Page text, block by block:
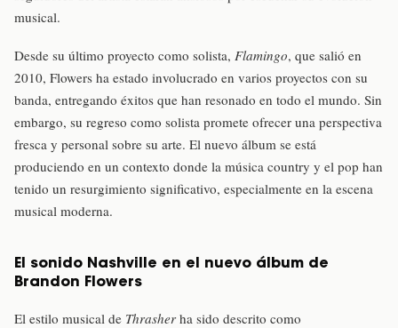
musical.
Desde su último proyecto como solista, Flamingo, que salió en
2010, Flowers ha estado involucrado en varios proyectos con su
banda, entregando éxitos que han resonado en todo el mundo. Sin
embargo, su regreso como solista promete ofrecer una perspectiva
fresca y personal sobre su arte. El nuevo álbum se está
produciendo en un contexto donde la música country y el pop han
tenido un resurgimiento significativo, especialmente en la escena
musical moderna.
El sonido Nashville en el nuevo álbum de
Brandon Flowers
El estilo musical de Thrasherha sido descrito como